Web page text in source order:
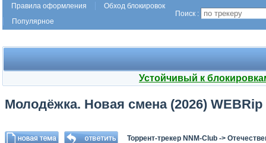
Правила оформления
Обход блокировок
Популярное
Поиск :
Устойчивый к
Молодёжка. Новая смена (2026) WEBRip
Торрент-трекер NNM-Club ->